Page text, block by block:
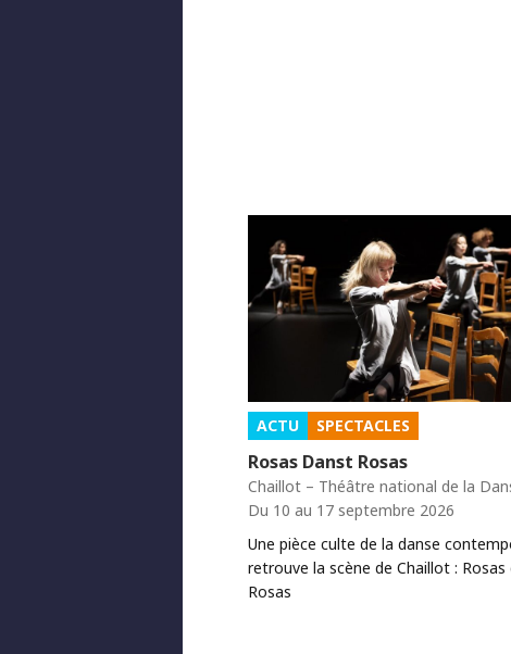
ACTU SPECTACLES
Rosas Danst Rosas
Chaillot – Théâtre national de la
Du 10 au 17 septembre 2026
Une pièce culte de la danse
retrouve la scène de Chaillot :
Rosas